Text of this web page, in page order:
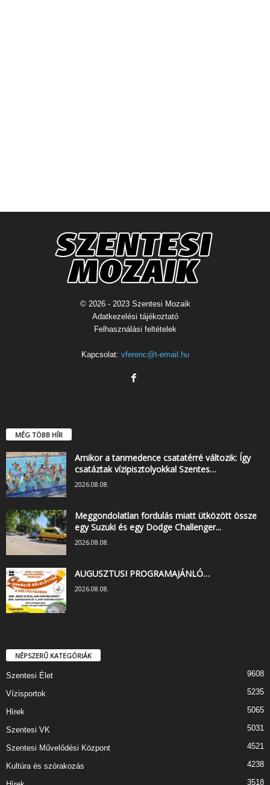
© 2026 - 2023 Szentesi Mozaik
Adatkezelési tájékoztató
Felhasználási feltételek
Kapcsolat: vferenc@t-email.hu
MÉG TÖBB HÍR
Amikor a tanmedence csatatérré változik: Így
csatáztak vízipisztolyokkal Szentes…
2026.08.08.
Meggondolatlan fordulás miatt ütközött össze
egy Suzuki és egy Dodge Challenger...
2026.08.08.
AUGUSZTUSI PROGRAMAJÁNLÓ…
2026.08.08.
NÉPSZERŰ KATEGÓRIÁK
Szentesi Élet 9608
Vízisportok 5235
Hírek 5065
Szentesi VK 5031
Szentesi Művelődési Központ 4521
Kultúra és szórakozás 4238
3518